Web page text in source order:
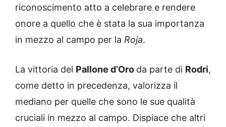
riconoscimento atto a celebrare e rendere
onore a quello che è stata la sua importanza
in mezzo al campo per la Roja.
La vittoria del Pallone d’Oro da parte di Rodri,
come detto in precedenza, valorizza il
mediano per quelle che sono le sue qualità
cruciali in mezzo al campo. Dispiace che altri